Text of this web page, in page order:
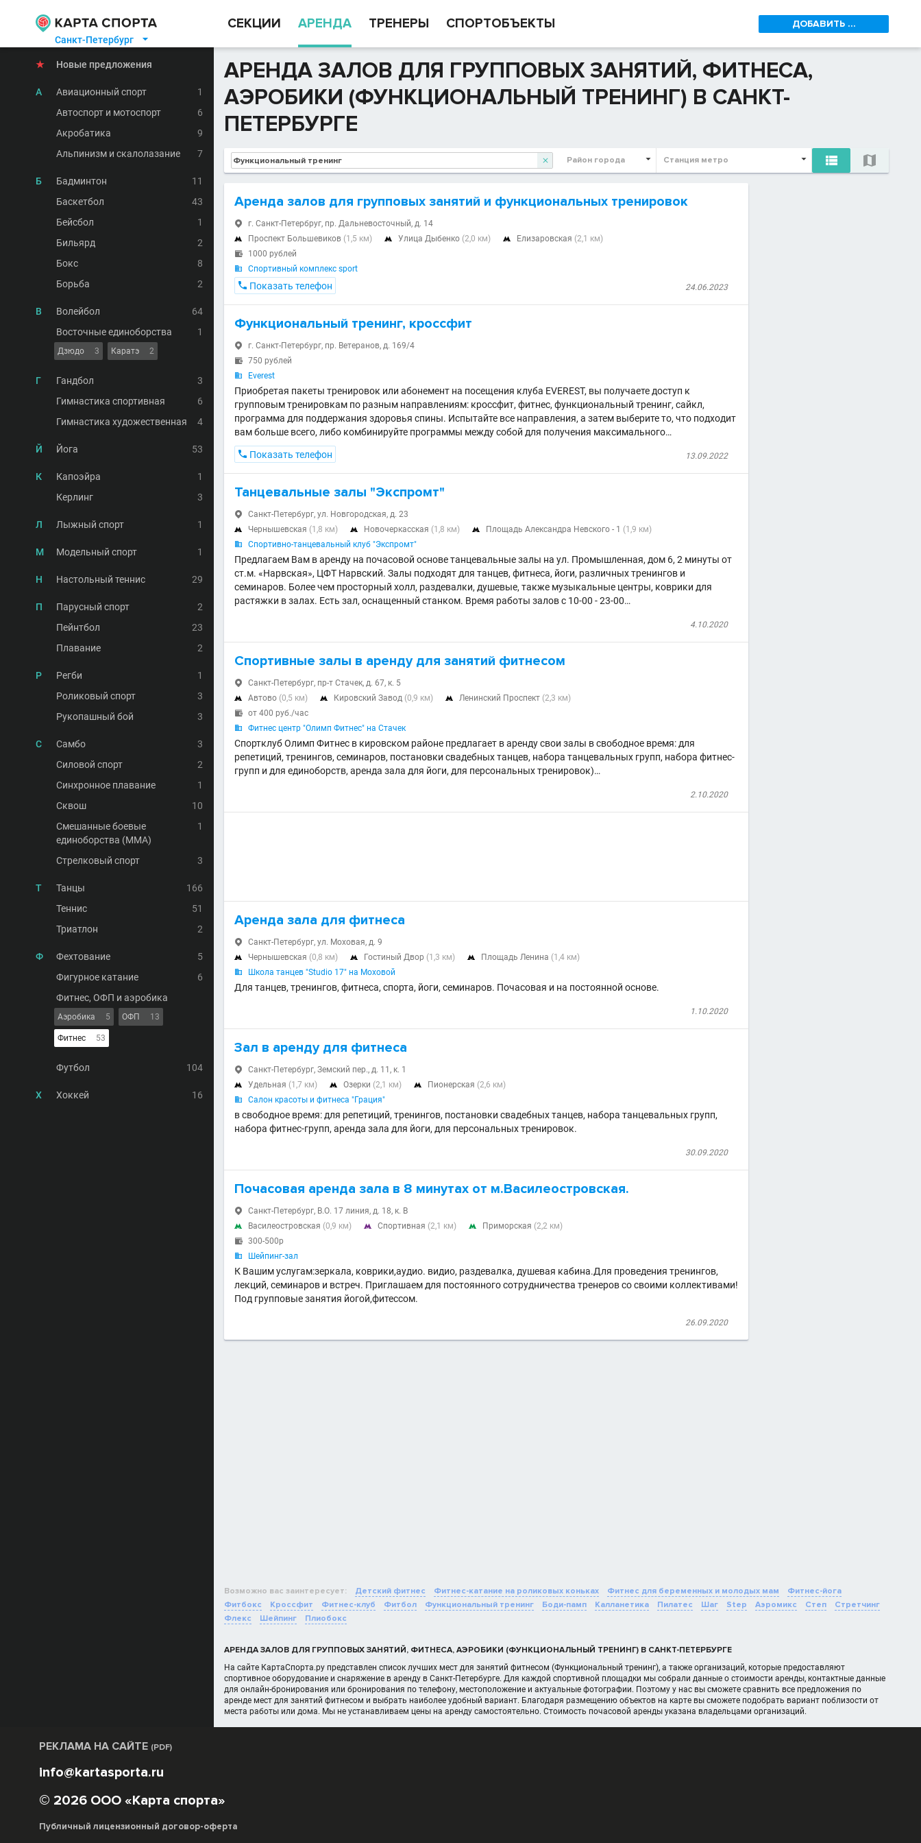
Санкт-Петербург 
СЕКЦИИ АРЕНДА ТРЕНЕРЫ СПОРТОБЪЕКТЫ ДОБАВИТЬ ...
★ Новые предложения
А Авиационный спорт
1
Автоспорт и мотоспорт
6
Акробатика
9
Альпинизм и скалолазание
7
Б Бадминтон
11
Баскетбол
43
Бейсбол
1
Бильярд
2
Бокс
8
Борьба
2
В Волейбол
64
Восточные единоборства
1
Дзюдо 3 Каратэ 2
Г Гандбол
3
Гимнастика спортивная
6
Гимнастика художественная
4
Й Йога 53
К Капоэйра
1
Керлинг
3
Л Лыжный спорт 1
М Модельный спорт 1
Н Настольный теннис 29
П Парусный спорт
2
Пейнтбол
23
Плавание
2
Р Регби
1
Роликовый спорт
3
Рукопашный бой
3
С Самбо
3
Силовой спорт
2
Синхронное плавание
1
Сквош
10
Смешанные боевые
единоборства (MMA)
1
Стрелковый спорт 3
Т Танцы
166
Теннис
51
Триатлон
2
Ф Фехтование
5
Фигурное катание
6
Фитнес, ОФП и аэробика
Аэробика 5 ОФП 13
Фитнес 53
Футбол 104
Х Хоккей 16
АРЕНДА ЗАЛОВ ДЛЯ ГРУППОВЫХ ЗАНЯТИЙ, ФИТНЕСА,
АЭРОБИКИ (ФУНКЦИОНАЛЬНЫЙ ТРЕНИНГ) В САНКТ-
ПЕТЕРБУРГЕ
 Район города Станция метро  
Аренда залов для групповых занятий и функциональных тренировок
 г. Санкт-Петербруг, пр. Дальневосточный, д. 14
 Проспект Большевиков (1,5 км)  Улица Дыбенко (2,0 км)  Елизаровская (2,1 км)
 1000 рублей

Спортивный комплекс sport
24.06.2023
 Показать телефон
Функциональный тренинг, кроссфит
 г. Санкт-Петербург, пр. Ветеранов, д. 169/4
 750 рублей
 Everest
Приобретая пакеты тренировок или абонемент на посещения клуба EVEREST, вы получаете доступ к
групповым тренировкам по разным направлениям: кроссфит, фитнес, функциональный тренинг, сайкл,
программа для поддержания здоровья спины. Испытайте все направления, а затем выберите то, что подходит
вам больше всего, либо комбинируйте программы между собой для получения максимального…
13.09.2022
 Показать телефон
Танцевальные залы "Экспромт"
 Санкт-Петербург, ул. Новгородская, д. 23
 Чернышевская (1,8 км)  Новочеркасская (1,8 км)  Площадь Александра Невского - 1 (1,9 км)
 Спортивно-танцевальный клуб "Экспромт"
Предлагаем Вам в аренду на почасовой основе танцевальные залы на ул. Промышленная, дом 6, 2 минуты от
ст.м. «Нарвская», ЦФТ Нарвский. Залы подходят для танцев, фитнеса, йоги, различных тренингов и
семинаров. Более чем просторный холл, раздевалки, душевые, также музыкальные центры, коврики для
растяжки в залах. Есть зал, оснащенный станком. Время работы залов с 10-00 - 23-00…
4.10.2020
Спортивные залы в аренду для занятий фитнесом
 Санкт-Петербург, пр-т Стачек, д. 67, к. 5
 Автово (0,5 км)  Кировский Завод (0,9 км)  Ленинский Проспект (2,3 км)
 от 400 руб./час
 Фитнес центр "Олимп Фитнес" на Стачек
Спортклуб Олимп Фитнес в кировском районе предлагает в аренду свои залы в свободное время: для
репетиций, тренингов, семинаров, постановки свадебных танцев, набора танцевальных групп, набора фитнес-
групп и для единоборств, аренда зала для йоги, для персональных тренировок)…
2.10.2020
Аренда зала для фитнеса
 Санкт-Петербург, ул. Моховая, д. 9
 Чернышевская (0,8 км)  Гостиный Двор (1,3 км)  Площадь Ленина (1,4 км)
 Школа танцев "Studio 17" на Моховой
Для танцев, тренингов, фитнеса, спорта, йоги, семинаров. Почасовая и на постоянной основе.
1.10.2020
Зал в аренду для фитнеса
 Санкт-Петербург, Земский пер., д. 11, к. 1
 Удельная (1,7 км)  Озерки (2,1 км)  Пионерская (2,6 км)
 Салон красоты и фитнеса "Грация"
в свободное время: для репетиций, тренингов, постановки свадебных танцев, набора танцевальных групп,
набора фитнес-групп, аренда зала для йоги, для персональных тренировок.
30.09.2020
Почасовая аренда зала в 8 минутах от м.Василеостровская.
 Санкт-Петербург, В.О. 17 линия, д. 18, к. В
 Василеостровская (0,9 км)  Спортивная (2,1 км)  Приморская (2,2 км)
 300-500р
 Шейпинг-зал
К Вашим услугам:зеркала, коврики,аудио. видио, раздевалка, душевая кабина.Для проведения тренингов,
лекций, семинаров и встреч. Приглашаем для постоянного сотрудничества тренеров со своими коллективами!
Под групповые занятия йогой,фитессом.
26.09.2020
Возможно вас заинтересует: Детский фитнес Фитнес-катание на роликовых коньках Фитнес для беременных и молодых мам
Фитнес-йога
Фитбокс
Кроссфит Фитнес-клуб Фитбол Функциональный тренинг Боди-памп Калланетика Пилатес Шаг Step Аэромикс Степ
Стретчинг
Флекс
Шейпинг Плиобокс
АРЕНДА ЗАЛОВ ДЛЯ ГРУППОВЫХ ЗАНЯТИЙ, ФИТНЕСА, АЭРОБИКИ (ФУНКЦИОНАЛЬНЫЙ ТРЕНИНГ) В САНКТ-ПЕТЕРБУРГЕ
На сайте КартаСпорта.ру представлен список лучших мест для занятий фитнесом (Функциональный тренинг), а также организаций, которые предоставляют
спортивное оборудование и снаряжение в аренду в Санкт-Петербурге. Для каждой спортивной площадки мы собрали данные о стоимости аренды, контактные данные
для онлайн-бронирования или бронирования по телефону, местоположение и актуальные фотографии. Поэтому у нас вы сможете сравнить все предложения по
аренде мест для занятий фитнесом и выбрать наиболее удобный вариант. Благодаря размещению объектов на карте вы сможете подобрать вариант поблизости от
места работы или дома. Мы не устанавливаем цены на аренду самостоятельно. Стоимость почасовой аренды указана владельцами организаций.
РЕКЛАМА НА САЙТЕ (PDF)
info@kartasporta.ru
© 2026 ООО «Карта спорта»
Публичный лицензионный договор-оферта